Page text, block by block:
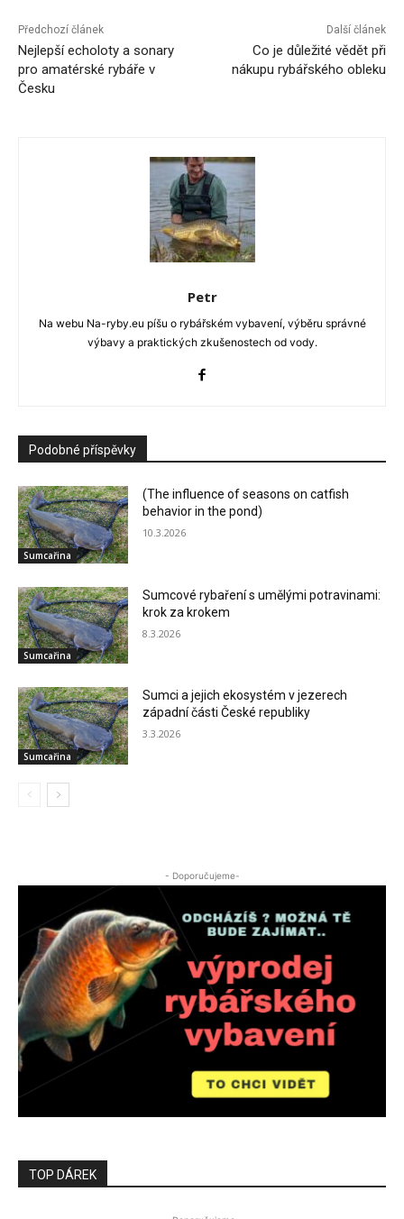
Předchozí článek
Nejlepší echoloty a sonary
pro amatérské rybáře v
Česku
Další článek
Co je důležité vědět při
nákupu rybářského obleku
Petr
Na webu Na-ryby.eu píšu o rybářském vybavení, výběru správné
výbavy a praktických zkušenostech od vody.
Podobné příspěvky
Sumcařina
(The influence of seasons on catfish
behavior in the pond)
10.3.2026
Sumcařina
Sumcové rybaření s umělými potravinami:
krok za krokem
8.3.2026
Sumcařina
Sumci a jejich ekosystém v jezerech
západní části České republiky
3.3.2026
- Doporučujeme-
TOP DÁREK